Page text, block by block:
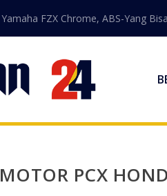
Yamaha FZX Chrome, ABS-Yang
MOTOR PCX